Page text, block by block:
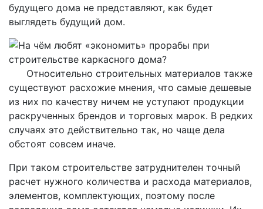
будущего дома не представляют, как будет
выглядеть будущий дом.
Относительно строительных материалов также
существуют расхожие мнения, что самые дешевые
из них по качеству ничем не уступают продукции
раскрученных брендов и торговых марок. В редких
случаях это действительно так, но чаще дела
обстоят совсем иначе.
При таком строительстве затруднителен точный
расчет нужного количества и расхода материалов,
элементов, комплектующих, поэтому после